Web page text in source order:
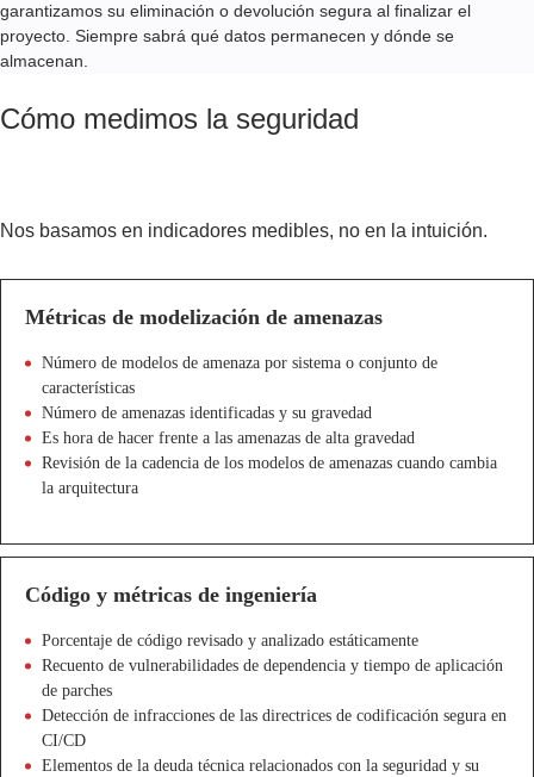
garantizamos su eliminación o devolución segura al finalizar el
proyecto. Siempre sabrá qué datos permanecen y dónde se
almacenan.
Cómo medimos la seguridad
Nos basamos en indicadores medibles, no en la intuición.
Métricas de modelización de amenazas
Número de modelos de amenaza por sistema o conjunto de
características
Número de amenazas identificadas y su gravedad
Es hora de hacer frente a las amenazas de alta gravedad
Revisión de la cadencia de los modelos de amenazas cuando cambia
la arquitectura
Código y métricas de ingeniería
Porcentaje de código revisado y analizado estáticamente
Recuento de vulnerabilidades de dependencia y tiempo de aplicación
de parches
Detección de infracciones de las directrices de codificación segura en
CI/CD
Elementos de la deuda técnica relacionados con la seguridad y su